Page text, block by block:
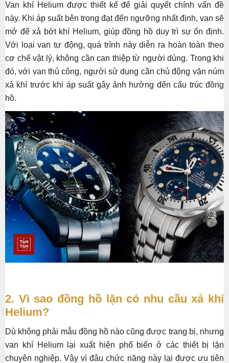
Van khí Helium được thiết kế để giải quyết chính vấn đề
này. Khi áp suất bên trong đạt đến ngưỡng nhất định, van sẽ
mở để xả bớt khí Helium, giúp đồng hồ duy trì sự ổn định.
Với loại van tự động, quá trình này diễn ra hoàn toàn theo
cơ chế vật lý, không cần can thiệp từ người dùng. Trong khi
đó, với van thủ công, người sử dụng cần chủ động vặn núm
xả khí trước khi áp suất gây ảnh hưởng đến cấu trúc đồng
hồ.
2. Vì sao đồng hồ lặn có nhu cầu xả khí
Helium?
Dù không phải mẫu đồng hồ nào cũng được trang bị, nhưng
van khí Helium lại xuất hiện phổ biến ở các thiết bị lặn
chuyên nghiệp. Vậy vì đâu chức năng này lại được ưu tiên